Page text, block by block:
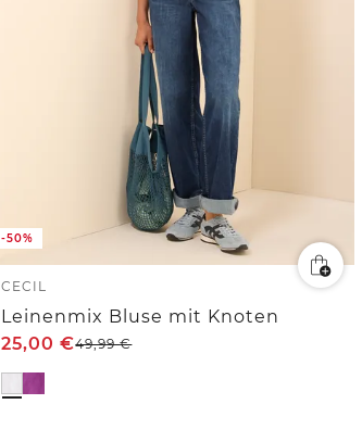
-50%
CECIL
Leinenmix Bluse mit Knoten
25,00€49,99€